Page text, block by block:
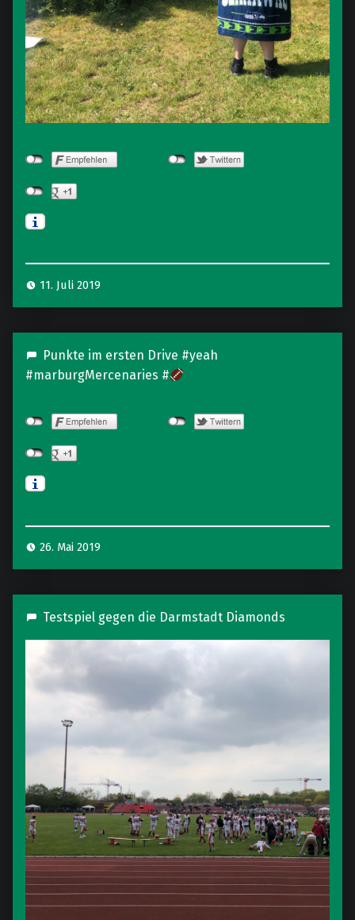
11. Juli 2019
Punkte im ersten Drive #yeah
#marburgMercenaries #
26. Mai 2019
Testspiel gegen die Darmstadt Diamonds